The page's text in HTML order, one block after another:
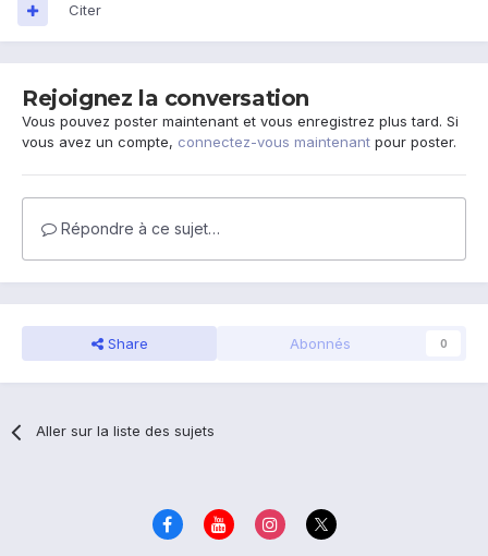
Citer
Rejoignez la conversation
Vous pouvez poster maintenant et vous enregistrez plus tard. Si
vous avez un compte, connectez-vous maintenant pour poster.
Répondre à ce sujet…
Share Abonnés 0
Aller sur la liste des sujets